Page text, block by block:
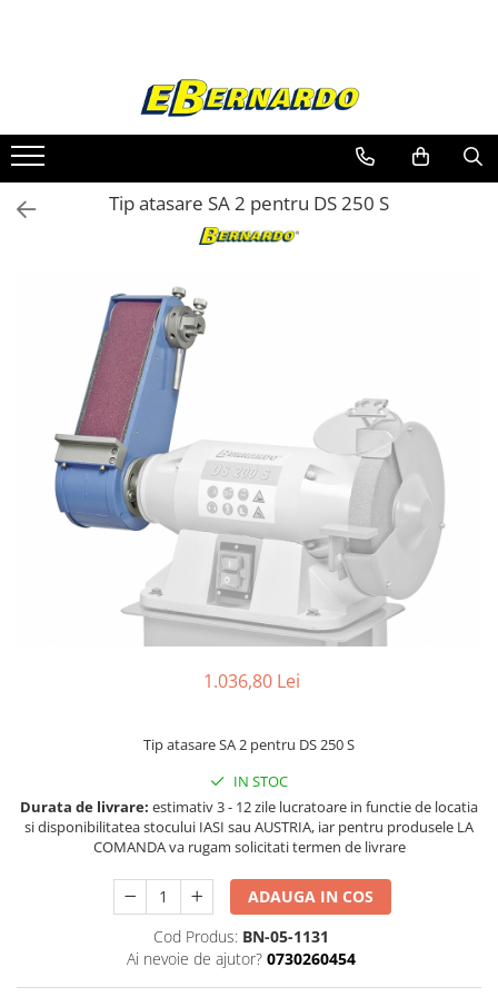
Prelucrare metal
Fierastraie pentru metal
Ferastraie mobile pentru metal
Fierastraie prelucrare metal
Ferastraie orizontale pentru metal
Dispozitive de sudare pentru panze
Ferastraie automate cu banda si
doua coloane
Ferastraie metal cu banda si taiere
dubla semiautomate
Ferastraie prelucrare metal cu
banda si taiere dubla
Ferastraie verticale
Strunguri pentru metal
Strunguri cu cutie de viteze
Strunguri cu surub de ghidare
Strunguri de precizie
Strunguri universale cu afisaj
Strunguri universale cu viteza
variabila
Masini de gaurit
Masini de gaurit - Vario - cu masa
Masini de gaurit cu angrenaj, masa
Tip atasare SA 2 pentru DS 250 S
1.036,80 Lei
Tip atasare SA 2 pentru DS 250 S
IN STOC
Durata de livrare: estimativ 3 - 12 zile lucratoare in functie de locatia
si disponibilitatea stocului IASI sau AUSTRIA, iar pentru produsele LA
COMANDA va rugam solicitati termen de livrare
ADAUGA IN COS
Cod Produs: BN-05-1131
Ai nevoie de ajutor? 0730260454